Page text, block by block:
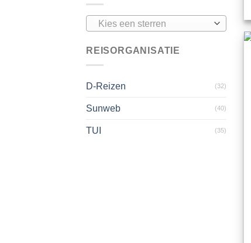
Kies een sterren
REISORGANISATIE
D-Reizen (32)
Sunweb (40)
TUI (35)